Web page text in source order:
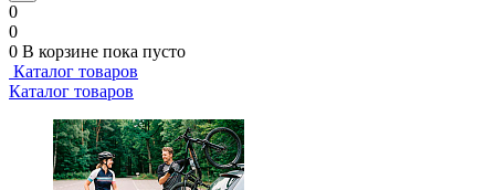
0
0
0 В корзине пока пусто
Каталог товаров
Каталог товаров